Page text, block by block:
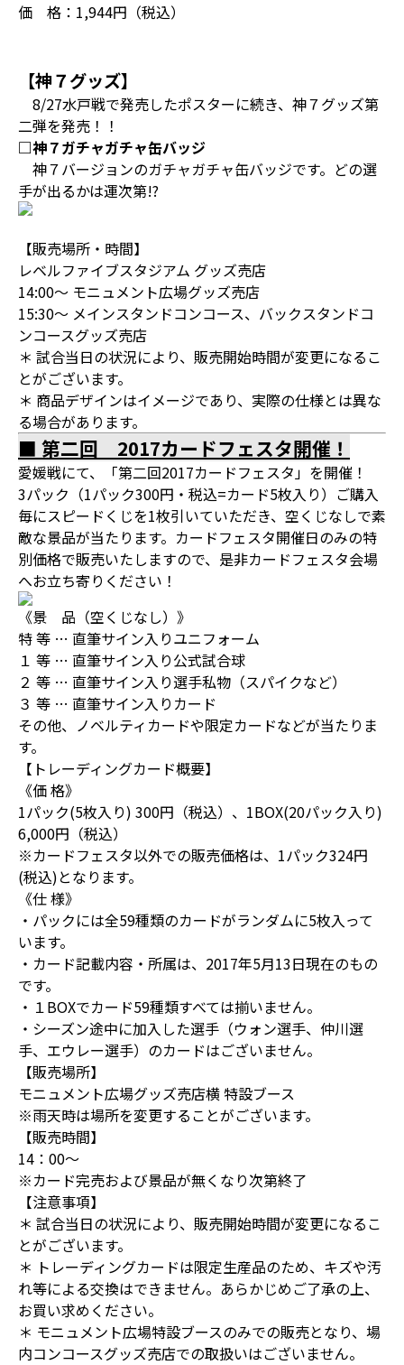
価 格：1,944円（税込）
【神７グッズ】
8/27水戸戦で発売したポスターに続き、神７グッズ第
二弾を発売！！
□神７ガチャガチャ缶バッジ
神７バージョンのガチャガチャ缶バッジです。どの選
手が出るかは運次第!?
【販売場所・時間】
レベルファイブスタジアム グッズ売店
14:00～ モニュメント広場グッズ売店
15:30～ メインスタンドコンコース、バックスタンドコ
ンコースグッズ売店
＊ 試合当日の状況により、販売開始時間が変更になるこ
とがございます。
＊ 商品デザインはイメージであり、実際の仕様とは異な
る場合があります。
■ 第二回 2017カードフェスタ開催！
愛媛戦にて、「第二回2017カードフェスタ」を開催！
3パック（1パック300円・税込=カード5枚入り）ご購入
毎にスピードくじを1枚引いていただき、空くじなしで素
敵な景品が当たります。カードフェスタ開催日のみの特
別価格で販売いたしますので、是非カードフェスタ会場
へお立ち寄りください！
《景 品（空くじなし）》
特 等 … 直筆サイン入りユニフォーム
１ 等 … 直筆サイン入り公式試合球
２ 等 … 直筆サイン入り選手私物（スパイクなど）
３ 等 … 直筆サイン入りカード
その他、ノベルティカードや限定カードなどが当たりま
す。
【トレーディングカード概要】
《価 格》
1パック(5枚入り) 300円（税込）、1BOX(20パック入り)
6,000円（税込）
※カードフェスタ以外での販売価格は、1パック324円
(税込)となります。
《仕 様》
・パックには全59種類のカードがランダムに5枚入って
います。
・カード記載内容・所属は、2017年5月13日現在のもの
です。
・１BOXでカード59種類すべては揃いません。
・シーズン途中に加入した選手（ウォン選手、仲川選
手、エウレー選手）のカードはございません。
【販売場所】
モニュメント広場グッズ売店横 特設ブース
※雨天時は場所を変更することがございます。
【販売時間】
14：00～
※カード完売および景品が無くなり次第終了
【注意事項】
＊ 試合当日の状況により、販売開始時間が変更になるこ
とがございます。
＊ トレーディングカードは限定生産品のため、キズや汚
れ等による交換はできません。あらかじめご了承の上、
お買い求めください。
＊ モニュメント広場特設ブースのみでの販売となり、場
内コンコースグッズ売店での取扱いはございません。